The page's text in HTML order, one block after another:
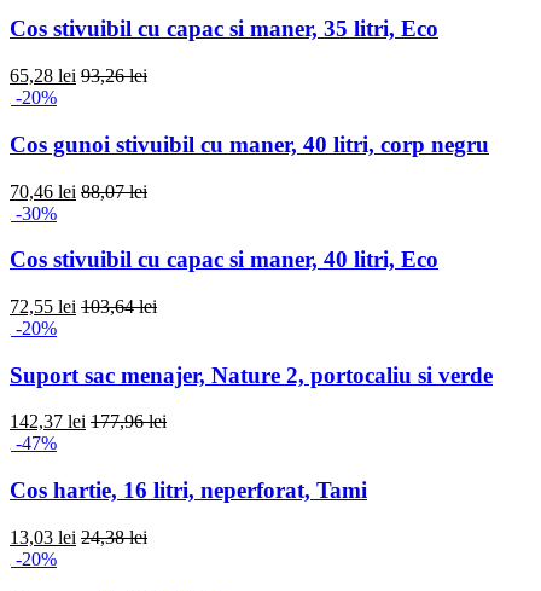
Cos stivuibil cu capac si maner, 35 litri, Eco
65,28 lei 93,26 lei
-20%
Cos gunoi stivuibil cu maner, 40 litri, corp negru
70,46 lei 88,07 lei
-30%
Cos stivuibil cu capac si maner, 40 litri, Eco
72,55 lei 103,64 lei
-20%
Suport sac menajer, Nature 2, portocaliu si verde
142,37 lei 177,96 lei
-47%
Cos hartie, 16 litri, neperforat, Tami
13,03 lei 24,38 lei
-20%